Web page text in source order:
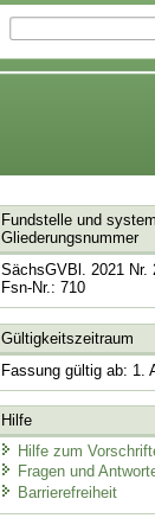
Fundstelle und
Gliederungsnummer
SächsGVBl. 2021 Nr.
Fsn-Nr.: 710
Gültigkeitszeitraum
Fassung gültig ab: 1.
Hilfe
Hilfe zum
Fragen und
Barrierefreiheit